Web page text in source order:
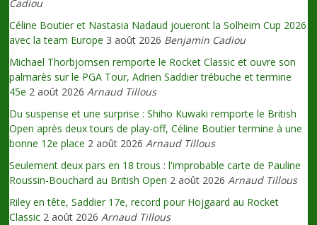
Cadiou
Céline Boutier et Nastasia Nadaud joueront la Solheim Cup 2026
avec la team Europe 3 août 2026 Benjamin Cadiou
Michael Thorbjornsen remporte le Rocket Classic et ouvre son
palmarès sur le PGA Tour, Adrien Saddier trébuche et termine
45e 2 août 2026 Arnaud Tillous
Du suspense et une surprise : Shiho Kuwaki remporte le British
Open après deux tours de play-off, Céline Boutier termine à une
bonne 12e place 2 août 2026 Arnaud Tillous
Seulement deux pars en 18 trous : l'improbable carte de Pauline
Roussin-Bouchard au British Open 2 août 2026 Arnaud Tillous
Riley en tête, Saddier 17e, record pour Hojgaard au Rocket
Classic 2 août 2026 Arnaud Tillous